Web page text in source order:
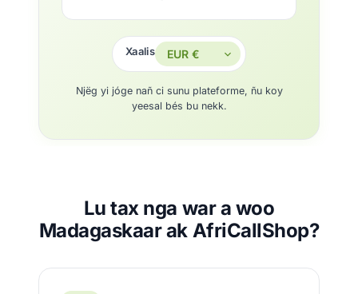
Xaalis
Njëg yi jóge nañ ci sunu plateforme, ñu koy
yeesal bés bu nekk.
Lu tax nga war a woo
Madagaskaar ak AfriCallShop?